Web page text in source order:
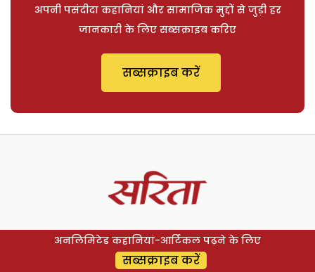
अपनी पसंदीदा कहानियां और सामाजिक मुद्दों से जुड़ी हर
जानकारी के लिए सब्सक्राइब करिए
सब्सक्राइब करें
अनलिमिटेड कहानियां-आर्टिकल पढ़ने के लिए
सब्सक्राइब करें